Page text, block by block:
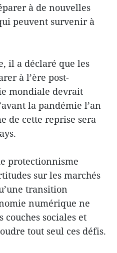
à de nouvelles
peuvent survenir à
il a déclaré que les
à l’ère post-
mondiale devrait
la pandémie l’an
de cette reprise sera
protectionnisme
sur les marchés
transition
numérique ne
couches sociales et
tout seul ces défis.